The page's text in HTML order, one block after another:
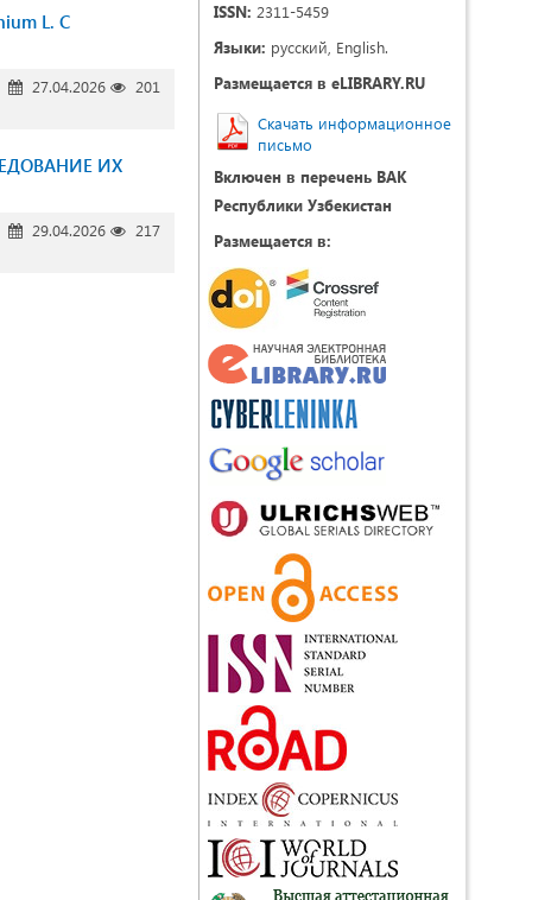
L. С
27.04.2026
201
ИХ
29.04.2026
217
ISSN: 2311-5459
Языки: русский, English.
Размещается в eLIBRARY.RU
Скачать информационное
письмо
Включен в перечень ВАК
Республики Узбекистан
Размещается в: